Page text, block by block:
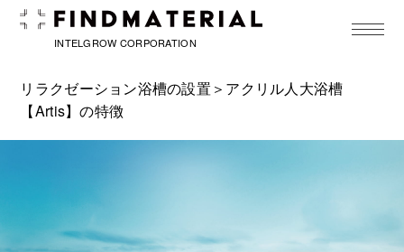
INTELGROW CORPORATION
toggle
リラクゼーション浴槽の設置 ＞アクリル人大浴槽
【Artis】の特徴